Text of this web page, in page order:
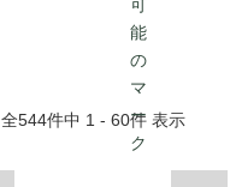
全544件中 1 - 60件 表示